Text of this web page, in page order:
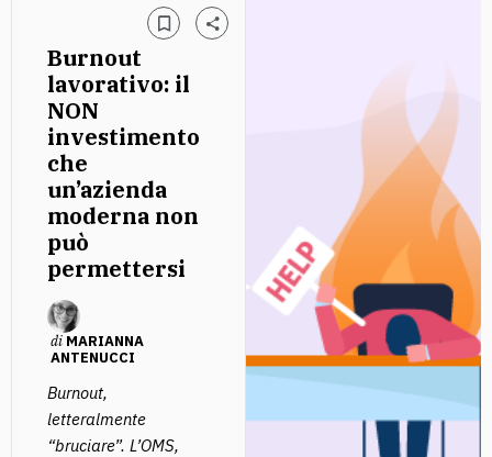
Burnout
lavorativo: il
NON
investimento
che
un’azienda
moderna non
può
permettersi
di MARIANNA
ANTENUCCI
Burnout,
letteralmente
“bruciare”. L’OMS,